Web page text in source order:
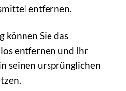
entfernen.
können Sie das
entfernen und Ihr
seinen ursprünglichen